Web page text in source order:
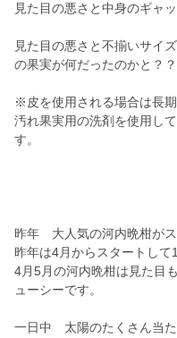
見た目の悪さと中身のギャ
見た目の悪さと不揃いサイ
の果実が何だったのかと？
※皮を使用される場合は長
汚れ果実用の洗剤を使用し
す。
昨年 大人気の河内晩柑が
昨年は4月からスタートして
4月5月の河内晩柑は見た目
ューシーです。
一日中 太陽のたくさん当